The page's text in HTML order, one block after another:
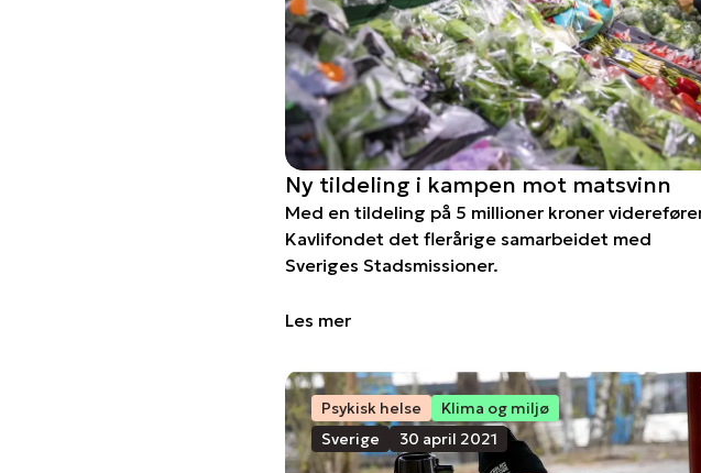
Ny tildeling i kampen mot matsvinn
Med en tildeling på 5 millioner kroner
Kavlifondet det flerårige samarbeidet med
Sveriges Stadsmissioner.
Les mer
Psykisk helse
Klima og miljø
Sverige
30 april 2021